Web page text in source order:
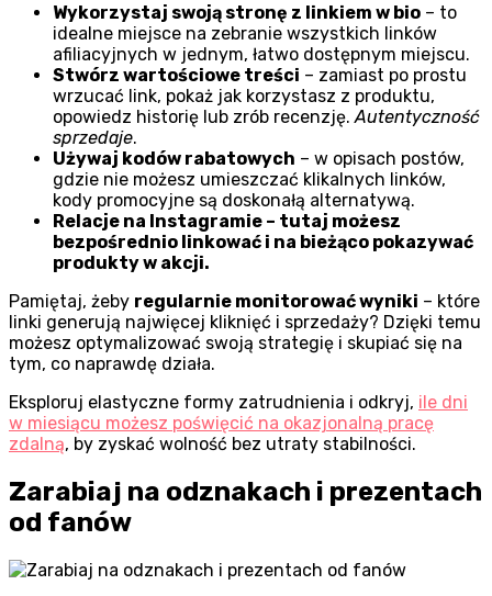
Wykorzystaj swoją stronę z linkiem w bio – to
idealne miejsce na zebranie wszystkich linków
afiliacyjnych w jednym, łatwo dostępnym miejscu.
Stwórz wartościowe treści – zamiast po prostu
wrzucać link, pokaż jak korzystasz z produktu,
opowiedz historię lub zrób recenzję.Autentyczność
sprzedaje.
Używaj kodów rabatowych – w opisach postów,
gdzie nie możesz umieszczać klikalnych linków,
kody promocyjne są doskonałą alternatywą.
Relacje na Instagramie – tutaj możesz
bezpośrednio linkować i na bieżąco pokazywać
produkty w akcji.
Pamiętaj, żeby regularnie monitorować wyniki – które
linki generują najwięcej kliknięć i sprzedaży? Dzięki temu
możesz optymalizować swoją strategię i skupiać się na
tym, co naprawdę działa.
Eksploruj elastyczne formy zatrudnienia i odkryj, ile dni
w miesiącu możesz poświęcić na okazjonalną pracę
zdalną, by zyskać wolność bez utraty stabilności.
Zarabiaj na odznakach i prezentach
od fanów